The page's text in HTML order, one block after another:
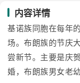
内容详情
基诺族同胞在每年
场。布朗族的节庆
尝新节。主要是庆
婚，布朗族男女老